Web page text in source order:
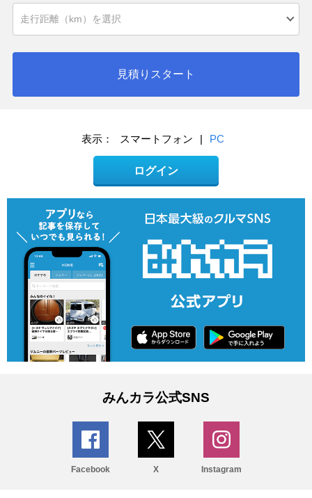
見積りスタート
表示： スマートフォン | PC
ログイン
みんカラ公式SNS
Facebook X Instagram